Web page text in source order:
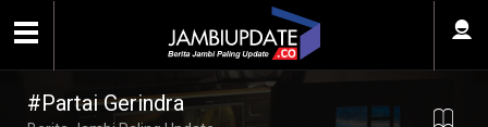
#Partai Gerindra